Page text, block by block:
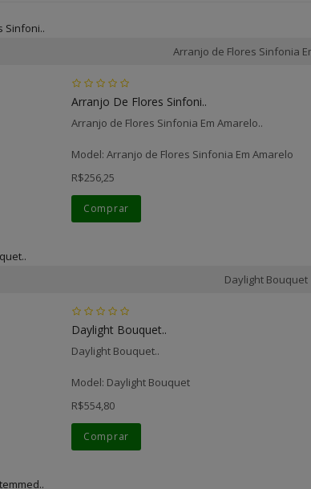
Arranjo de Flores Sinfonia
Arranjo De Flores Sinfoni..
Arranjo de Flores Sinfonia Em Amarelo..
Model: Arranjo de Flores Sinfonia Em Amarelo
R$256,25
Comprar
Daylight Bouquet
Daylight Bouquet..
Daylight Bouquet..
Model: Daylight Bouquet
R$554,80
Comprar